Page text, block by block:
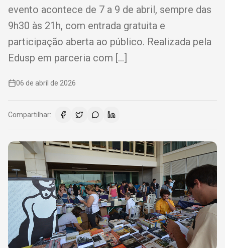
evento acontece de 7 a 9 de abril, sempre das
9h30 às 21h, com entrada gratuita e
participação aberta ao público. Realizada pela
Edusp em parceria com […]
06 de abril de 2026
Compartilhar: